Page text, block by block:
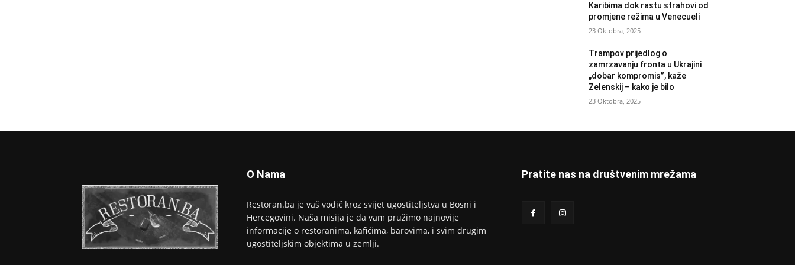
Karibima dok rastu strahovi od
promjene režima u Venecueli
23 Oktobra, 2025
Trampov prijedlog o
zamrzavanju fronta u Ukrajini
„dobar kompromis”, kaže
Zelenskij – kako je bilo
23 Oktobra, 2025
O Nama
Restoran.ba je vaš vodič kroz svijet ugostiteljstva u Bosni i
Hercegovini. Naša misija je da vam pružimo najnovije
informacije o restoranima, kafićima, barovima, i svim drugim
ugostiteljskim objektima u zemlji.
Pratite nas na društvenim mrežama